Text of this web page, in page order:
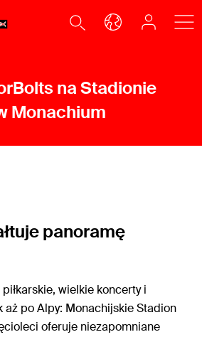
na Stadionie
Monachium
panoramę
wielkie koncerty i
aż po Alpy: Monachijskie Stadion
oferuje niezapomniane